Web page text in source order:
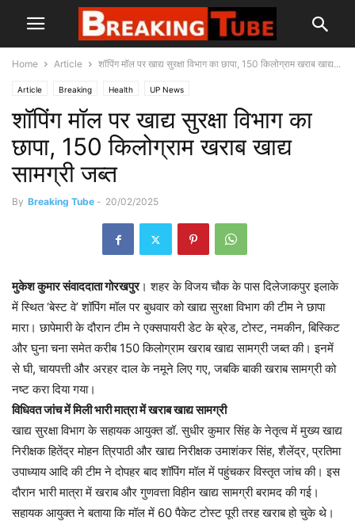
Home Article शॉपिंग मॉल पर खाद्य सुरक्षा विभाग का छापा, 150 किलोग्राम खराब खाद्य...
Article Breaking Health UP News
शॉपिंग मॉल पर खाद्य सुरक्षा विभाग का
छापा, 150 किलोग्राम खराब खाद्य
सामग्री जब्त
By Breaking Tube - 20/02/2025
मुकेश कुमार संवाददाता गोरखपुर। शहर के विजय चौक के पास दिलेजाकपुर इलाके
में स्थित ‘बेस्ट वे’ शॉपिंग मॉल पर बुधवार को खाद्य सुरक्षा विभाग की टीम ने छापा
मारा। छापेमारी के दौरान टीम ने एक्सपायरी डेट के ब्रेड, टोस्ट, नमकीन, बिस्किट
और घुना चना समेत करीब 150 किलोग्राम खराब खाद्य सामग्री जब्त की। इनमें
से घी, चायपत्ती और अरहर दाल के नमूने लिए गए, जबकि बाकी खराब सामग्री को
नष्ट करा दिया गया।
विधिवत जांच में मिली भारी मात्रा में खराब खाद्य सामग्री
खाद्य सुरक्षा विभाग के सहायक आयुक्त डॉ. सुधीर कुमार सिंह के नेतृत्व में मुख्य खाद्य
निरीक्षक हितेंद्र मोहन त्रिपाठी और खाद्य निरीक्षक उमाशंकर सिंह, शैलेंद्र, प्रतिमा
उपाध्याय आदि की टीम ने दोपहर बाद शॉपिंग मॉल में पहुंचकर विस्तृत जांच की। इस
दौरान भारी मात्रा में खराब और गुणवत्ता विहीन खाद्य सामग्री बरामद की गई।
सहायक आयुक्त ने बताया कि मॉल में 60 पैकेट टोस्ट पूरी तरह खराब हो चुके थे।